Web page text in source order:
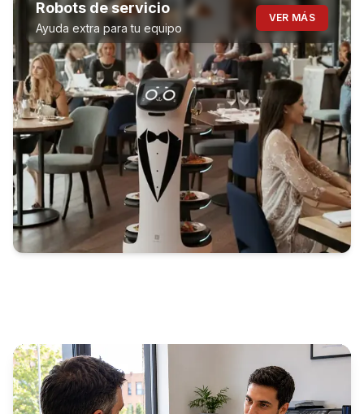
Robots de servicio
Ayuda extra para tu equipo
VER MÁS